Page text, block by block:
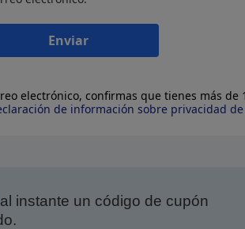
Enviar
electrónico, confirmas que tienes más de
de información sobre privacidad de
instante un código de cupón